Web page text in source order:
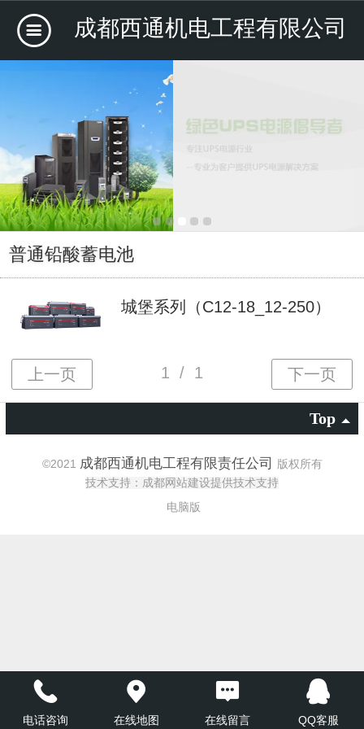
成都西通机电工程有限公司
普通铅酸蓄电池
城堡系列（C12-18_12-250）
Top
©2021 成都西通机电工程有限责任公司 版权所有
技术支持：成都网站建设提供技术支持
电脑版
电话咨询 在线地图 在线留言 QQ客服